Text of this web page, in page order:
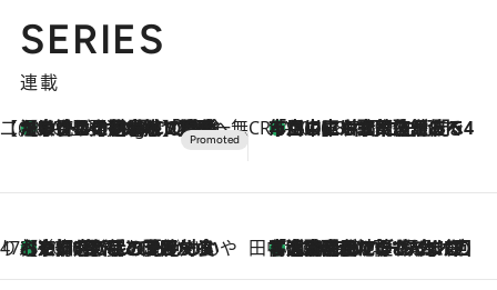
SERIES
連載
【CREA×星野リゾート】唯一無二。癒しと発見が待つ場所へ
10 Hours Ago
【トンボの足水浴】ヒノキの香りに包まれて涼感マックス！約13℃の湧水かけ流しを避暑地「星野温泉 トンボの湯」で体験 CREA'S CHOICE
2026.8.7
「立川にも歌舞伎があるんだよ」 片岡仁左衛門・市川中車ら豪華座組みで4年目の立川立飛歌舞伎へ
47都道府県の手みやげ ひんやりスイーツで夏を満喫
2026.8.7
【京都府】この夏絶対食べたい 冷やしておいしいおやつ3選 ひと口目から心を掴む新緑のテリーヌ 田中稲の勝手に再ブーム
2026.8.7
「湘南乃風に憧れて」観客大盛上がりの“タオル回し”に、ラッパー顔負けの高速歌唱まで…さだまさし（74）のアグレッシブすぎる現在地